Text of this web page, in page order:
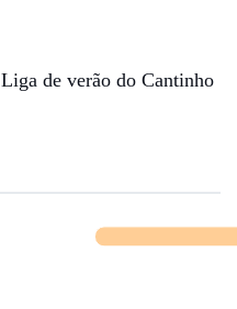
Liga de verão do Cantinho